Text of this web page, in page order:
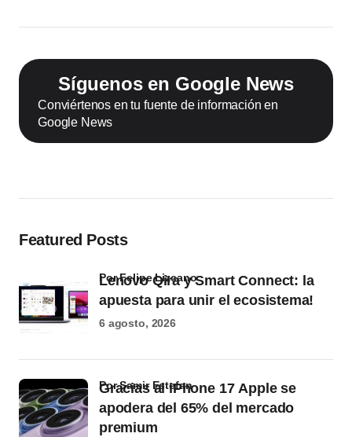
Síguenos en Google News
Conviértenos en tu fuente de información en
Google News
Featured Posts
Lenovo Qira y Smart Connect: la
apuesta para unir el ecosistema!
por Felipe Lizcano
6 agosto, 2026
Gracias al iPhone 17 Apple se
apodera del 65% del mercado
premium
por Samir Estefan